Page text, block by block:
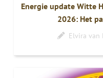
Energie update Witte
2026: Het
Elvira van